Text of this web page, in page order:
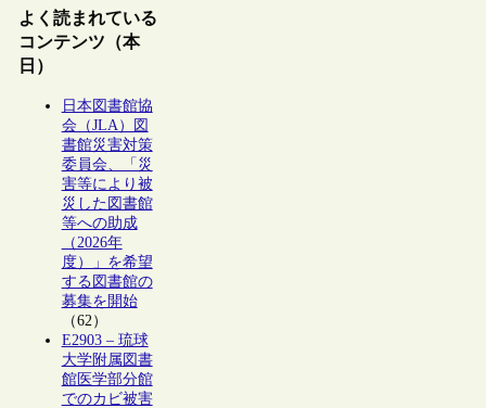
よく読まれている
コンテンツ（本
日）
日本図書館協
会（JLA）図
書館災害対策
委員会、「災
害等により被
災した図書館
等への助成
（2026年
度）」を希望
する図書館の
募集を開始
（62）
E2903 – 琉球
大学附属図書
館医学部分館
でのカビ被害